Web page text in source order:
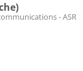
- ASR